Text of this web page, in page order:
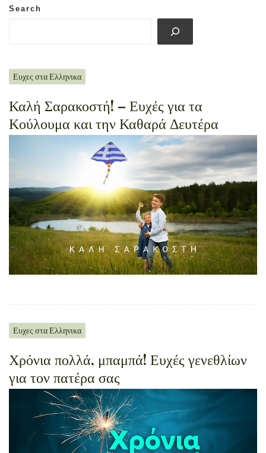
Search
Ευχες στα Ελληνικα
Καλή Σαρακοστή! – Ευχές για τα
Κούλουμα και την Καθαρά Δευτέρα
Ευχες στα Ελληνικα
Χρόνια πολλά, μπαμπά! Ευχές γενεθλίων
για τον πατέρα σας